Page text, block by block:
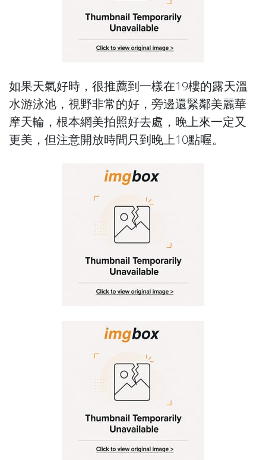
如果天氣好時，很推薦到一樣在19樓的露天溫
水游泳池，視野非常的好，旁邊還緊鄰美麗華
摩天輪，根本網美拍照好去處，晚上來一定又
更美，但注意開放時間只到晚上10點喔。